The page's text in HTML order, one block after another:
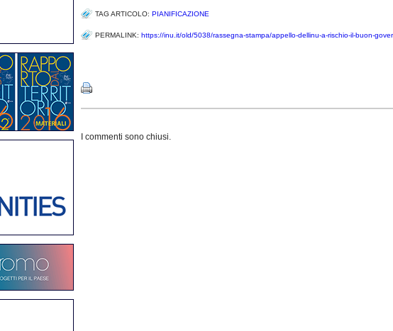
TAG ARTICOLO: PIANIFICAZIONE
PERMALINK: https://inu.it/old/5038/rassegna-stampa/appello-dellinu-a-rischio-il-buon-
I commenti sono chiusi.